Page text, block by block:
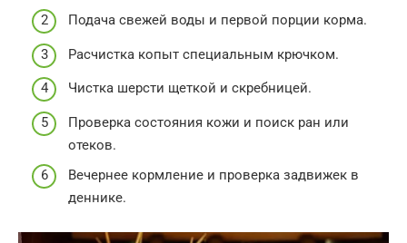
Подача свежей воды и первой порции корма.
Расчистка копыт специальным крючком.
Чистка шерсти щеткой и скребницей.
Проверка состояния кожи и поиск ран или
отеков.
Вечернее кормление и проверка задвижек в
деннике.